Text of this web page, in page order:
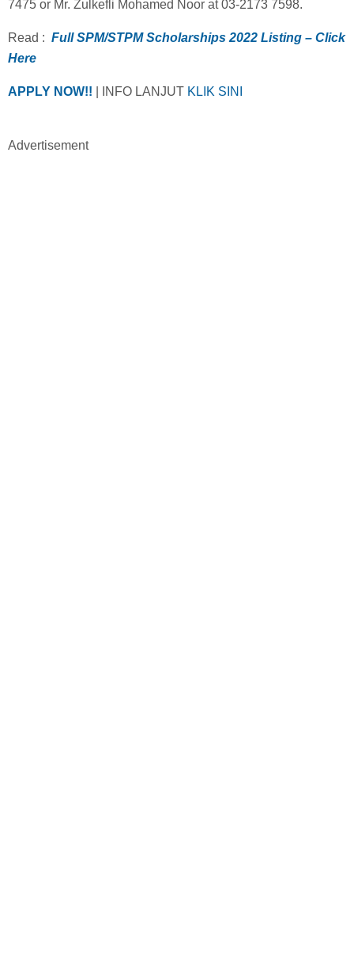
7475 or Mr. Zulkefli Mohamed Noor at 03-2173 7598.
Read : Full SPM/STPM Scholarships 2022 Listing – Click
Here
APPLY NOW!! | INFO LANJUT KLIK SINI
Advertisement